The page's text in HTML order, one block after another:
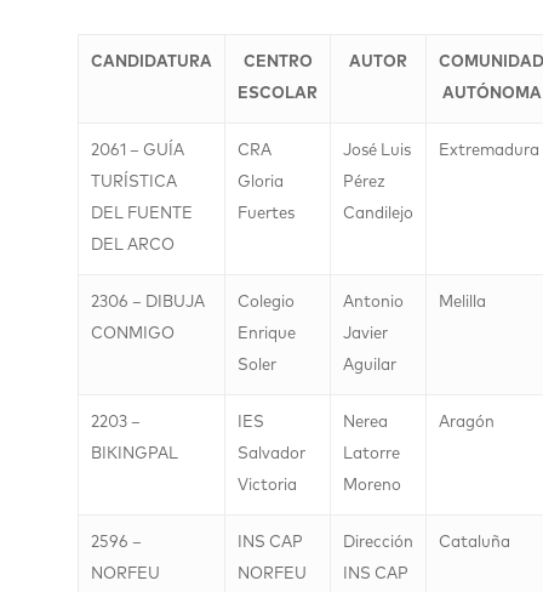
CANDIDATURA
CENTRO
ESCOLAR
AUTOR
COMUNIDAD
AUTÓNOMA
2061 – GUÍA
TURÍSTICA
DEL FUENTE
DEL ARCO
CRA
Gloria
Fuertes
José Luis
Pérez
Candilejo
Extremadura
2306 – DIBUJA
CONMIGO
Colegio
Enrique
Soler
Antonio
Javier
Aguilar
Melilla
2203 –
BIKINGPAL
IES
Salvador
Victoria
Nerea
Latorre
Moreno
Aragón
2596 –
NORFEU
INS CAP
NORFEU
Dirección
INS CAP
Cataluña